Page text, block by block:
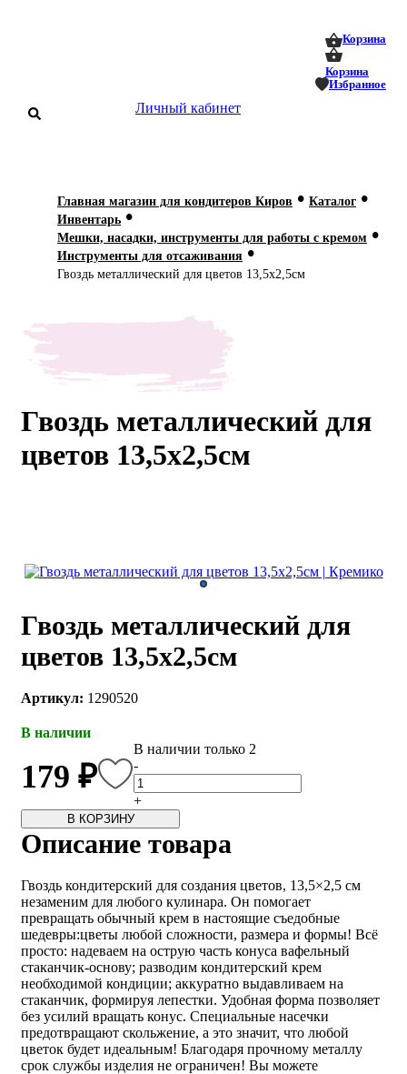
Корзина
Корзина
Избранное
Личный кабинет
Мастер-
классы
106
256-54-
Главная магазин для кондитеров Киров • Каталог •
Инвентарь •
Мешки, насадки, инструменты для работы с кремом •
Инструменты для отсаживания •
Гвоздь металлический для цветов 13,5x2,5см
Гвоздь металлический для
цветов 13,5x2,5см
Гвоздь металлический для
цветов 13,5x2,5см
Артикул: 1290520
В наличии
179 ₽
В наличии только 2
-
+
В КОРЗИНУ
Описание товара
Гвоздь кондитерский для создания цветов, 13,5×2,5 см
незаменим для любого кулинара. Он помогает
превращать обычный крем в настоящие съедобные
шедевры:цветы любой сложности, размера и формы! Всё
просто: надеваем на острую часть конуса вафельный
стаканчик-основу; разводим кондитерский крем
необходимой кондиции; аккуратно выдавливаем на
стаканчик, формируя лепестки. Удобная форма позволяет
без усилий вращать конус. Специальные насечки
предотвращают скольжение, а это значит, что любой
цветок будет идеальным! Благодаря прочному металлу
срок службы изделия не ограничен! Вы можете